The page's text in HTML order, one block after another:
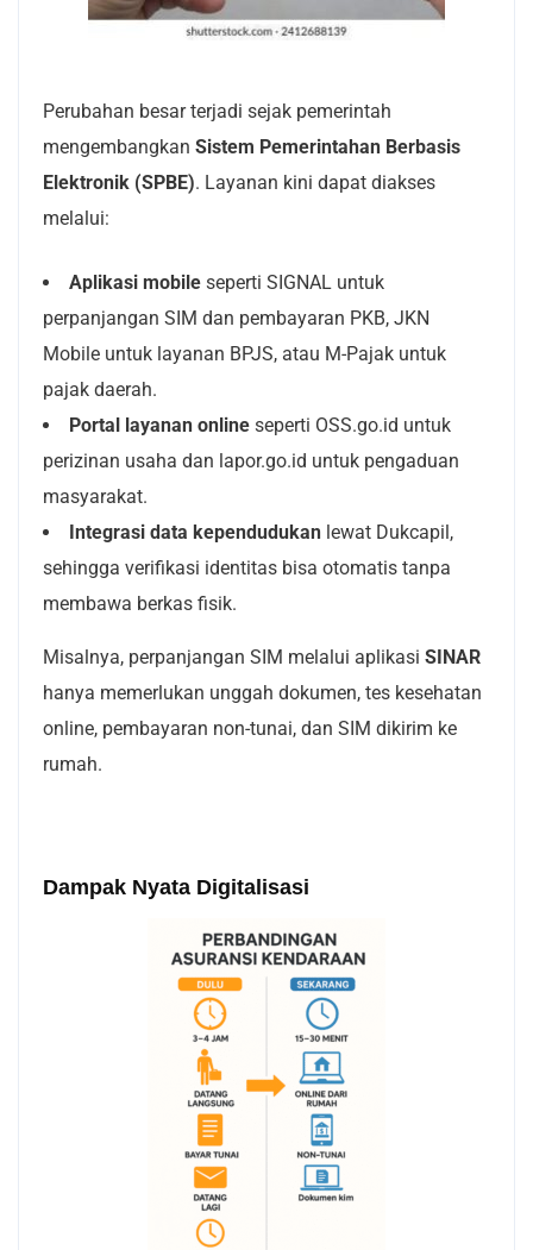
Perubahan besar terjadi sejak pemerintah
mengembangkan Sistem Pemerintahan Berbasis
Elektronik (SPBE). Layanan kini dapat diakses
melalui:
Aplikasi mobile seperti SIGNAL untuk
perpanjangan SIM dan pembayaran PKB, JKN
Mobile untuk layanan BPJS, atau M-Pajak untuk
pajak daerah.
Portal layanan online seperti OSS.go.id untuk
perizinan usaha dan lapor.go.id untuk pengaduan
masyarakat.
Integrasi data kependudukan lewat Dukcapil,
sehingga verifikasi identitas bisa otomatis tanpa
membawa berkas fisik.
Misalnya, perpanjangan SIM melalui aplikasi SINAR
hanya memerlukan unggah dokumen, tes kesehatan
online, pembayaran non-tunai, dan SIM dikirim ke
rumah.
Dampak Nyata Digitalisasi